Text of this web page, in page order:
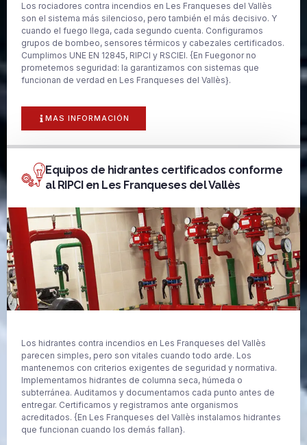
Los rociadores contra incendios en Les Franqueses del Vallès
son el sistema más silencioso, pero también el más decisivo. Y
cuando el fuego llega, cada segundo cuenta. Configuramos
grupos de bombeo, sensores térmicos y cabezales certificados.
Cumplimos UNE EN 12845, RIPCI y RSCIEI. {En Fuegonor no
prometemos seguridad: la garantizamos con sistemas que
funcionan de verdad en Les Franqueses del Vallès}.
MAS INFORMACIÓN
Equipos de hidrantes certificados conforme
al RIPCI en Les Franqueses del Vallès
Los hidrantes contra incendios en Les Franqueses del Vallès
parecen simples, pero son vitales cuando todo arde. Los
mantenemos con criterios exigentes de seguridad y normativa.
Implementamos hidrantes de columna seca, húmeda o
subterránea. Auditamos y documentamos cada punto antes de
entregar. Certificamos y registramos ante organismos
acreditados. {En Les Franqueses del Vallès instalamos hidrantes
que funcionan cuando los demás fallan}.